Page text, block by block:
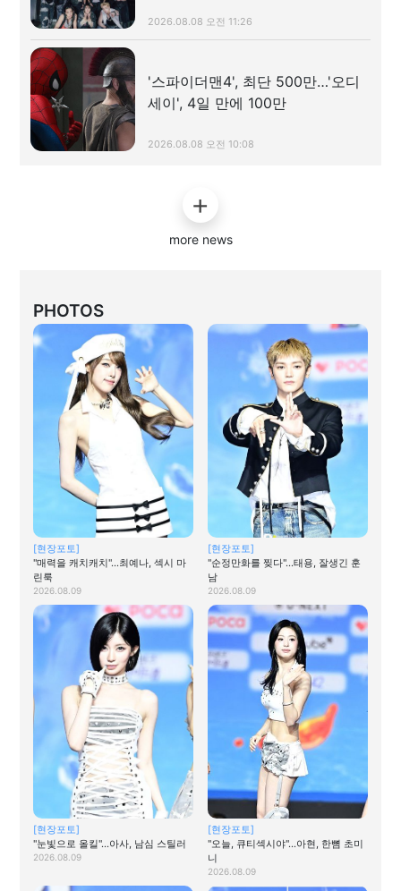
2026.08.08 오전 11:26
'스파이더맨4', 최단 500만…'오디
세이', 4일 만에 100만
2026.08.08 오전 10:08
more news
PHOTOS
[현장포토]
"매력을 캐치캐치"…최예나, 섹시 마
린룩
2026.08.09
[현장포토]
"순정만화를 찢다"…태용, 잘생긴 훈
남
2026.08.09
[현장포토]
"눈빛으로 올킬"…아사, 남심 스틸러
2026.08.09
[현장포토]
"오늘, 큐티섹시야"…아현, 한뼘 초미
니
2026.08.09